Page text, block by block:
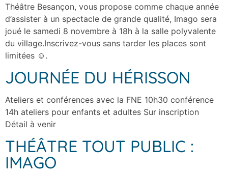
Théâtre Besançon, vous propose comme chaque année
d’assister à un spectacle de grande qualité, Imago sera
joué le samedi 8 novembre à 18h à la salle polyvalente
du village.Inscrivez-vous sans tarder les places sont
limitées ☺.
JOURNÉE DU HÉRISSON
Ateliers et conférences avec la FNE 10h30 conférence
14h ateliers pour enfants et adultes Sur inscription
Détail à venir
THÉÂTRE TOUT PUBLIC :
IMAGO